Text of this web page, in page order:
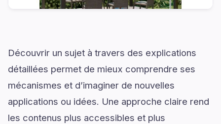
Découvrir un sujet à travers des explications
détaillées permet de mieux comprendre ses
mécanismes et d’imaginer de nouvelles
applications ou idées. Une approche claire rend
les contenus plus accessibles et plus